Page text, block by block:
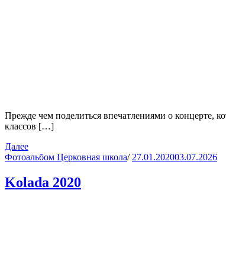
Прежде чем поделиться впечатлениями о концерте,
классов […]
Далее
Фотоальбом Церковная школа/ 27.01.202003.07.2026
Kolada 2020